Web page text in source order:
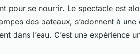
pour se nourrir. Le spectacle est
des bateaux, s’adonnent à
dans l’eau. C’est une expérience